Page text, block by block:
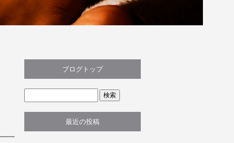
ブログトップ
最近の投稿